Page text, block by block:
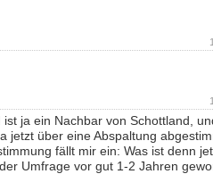
ist ja ein Nachbar von Schottland,
jetzt über eine Abspaltung
fällt mir ein: Was ist denn
Umfrage vor gut 1-2 Jahren